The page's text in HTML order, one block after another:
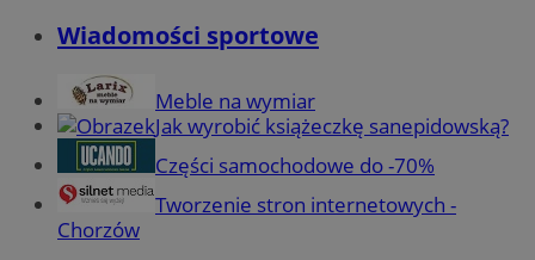
Wiadomości sportowe
Meble na wymiar
Jak wyrobić książeczkę sanepidowską?
Części samochodowe do -70%
Tworzenie stron internetowych -
Chorzów